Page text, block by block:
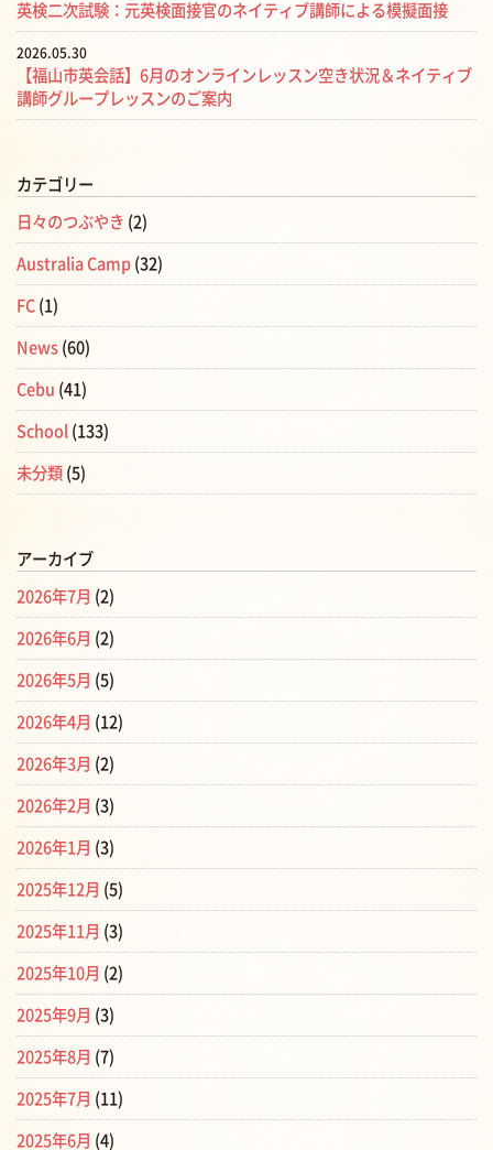
英検二次試験：元英検面接官のネイティブ講師による模擬面接
2026.05.30
【福山市英会話】6月のオンラインレッスン空き状況＆ネイティブ
講師グループレッスンのご案内
カテゴリー
日々のつぶやき (2)
Australia Camp (32)
FC (1)
News (60)
Cebu (41)
School (133)
未分類 (5)
アーカイブ
2026年7月 (2)
2026年6月 (2)
2026年5月 (5)
2026年4月 (12)
2026年3月 (2)
2026年2月 (3)
2026年1月 (3)
2025年12月 (5)
2025年11月 (3)
2025年10月 (2)
2025年9月 (3)
2025年8月 (7)
2025年7月 (11)
2025年6月 (4)